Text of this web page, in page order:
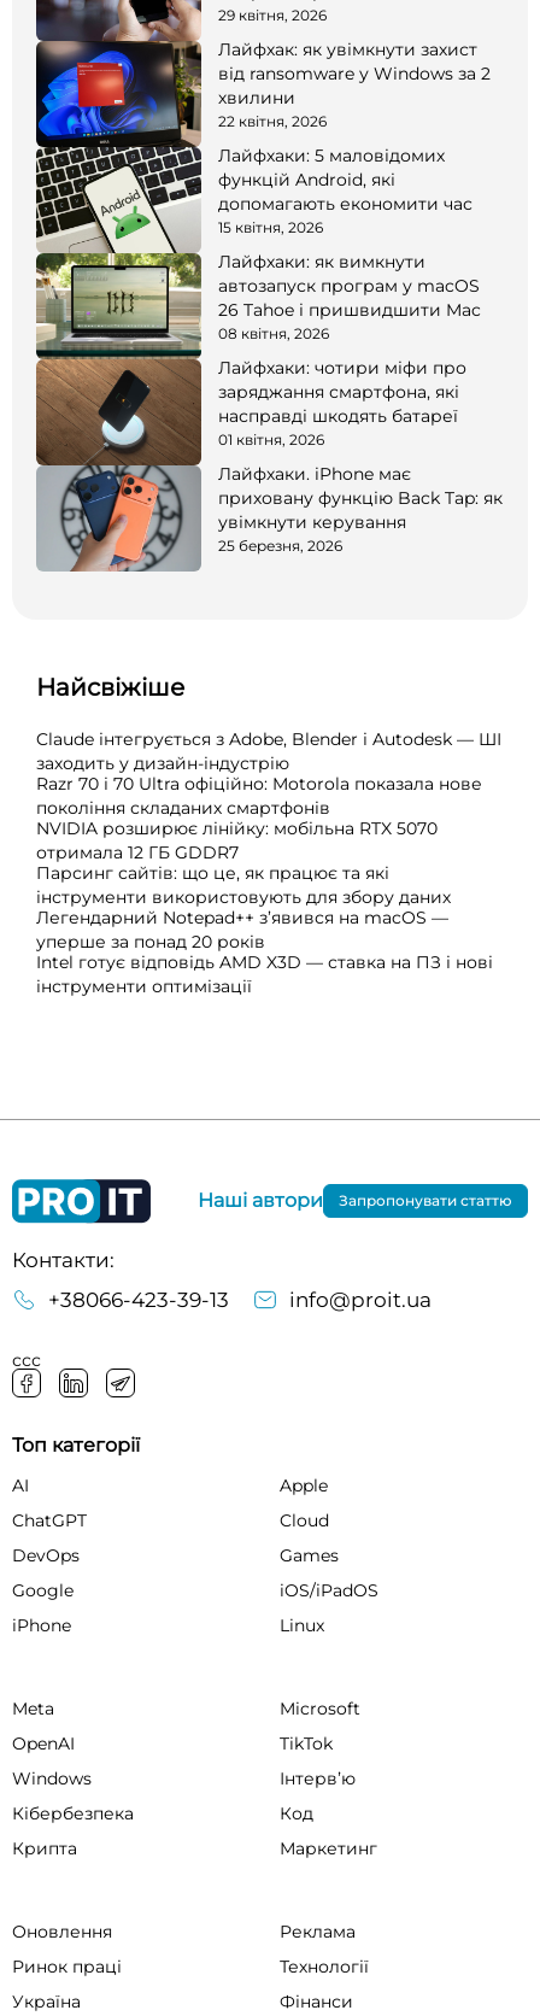
смартфоні
29 квітня, 2026
Лайфхак: як увімкнути захист
від ransomware у Windows за 2
хвилини
22 квітня, 2026
Лайфхаки: 5 маловідомих
функцій Android, які
допомагають економити час
15 квітня, 2026
Лайфхаки: як вимкнути
автозапуск програм у macOS
26 Tahoe і пришвидшити Mac
08 квітня, 2026
Лайфхаки: чотири міфи про
заряджання смартфона, які
насправді шкодять батареї
01 квітня, 2026
Лайфхаки. iPhone має
приховану функцію Back Tap: як
увімкнути керування
25 березня, 2026
Найсвіжіше
Claude інтегрується з Adobe, Blender і Autodesk — ШІ
заходить у дизайн-індустрію
Razr 70 і 70 Ultra офіційно: Motorola показала нове
покоління складаних смартфонів
NVIDIA розширює лінійку: мобільна RTX 5070
отримала 12 ГБ GDDR7
Парсинг сайтів: що це, як працює та які
інструменти використовують для збору даних
Легендарний Notepad++ з’явився на macOS —
уперше за понад 20 років
Intel готує відповідь AMD X3D — ставка на ПЗ і нові
інструменти оптимізації
Контакти:
+38066-423-39-13
info@proit.ua
ссс
Наші автори Запропонувати статтю
Топ категорії
AI
Apple
ChatGPT
Cloud
DevOps
Games
Google
iOS/iPadOS
iPhone
Linux
Meta
Microsoft
OpenAI
TikTok
Windows
Інтервʼю
Кібербезпека
Код
Крипта
Маркетинг
Оновлення
Реклама
Ринок праці
Технології
Україна
Фінанси